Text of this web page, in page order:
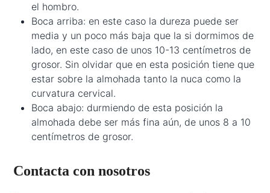
el hombro.
Boca arriba: en este caso la dureza puede ser
media y un poco más baja que la si dormimos de
lado, en este caso de unos 10-13 centímetros de
grosor. Sin olvidar que en esta posición tiene que
estar sobre la almohada tanto la nuca como la
curvatura cervical.
Boca abajo: durmiendo de esta posición la
almohada debe ser más fina aún, de unos 8 a 10
centímetros de grosor.
Contacta con nosotros